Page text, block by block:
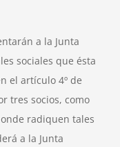
a la Junta
sociales que ésta
el artículo 4º de
tres socios, como
radiquen tales
a la Junta